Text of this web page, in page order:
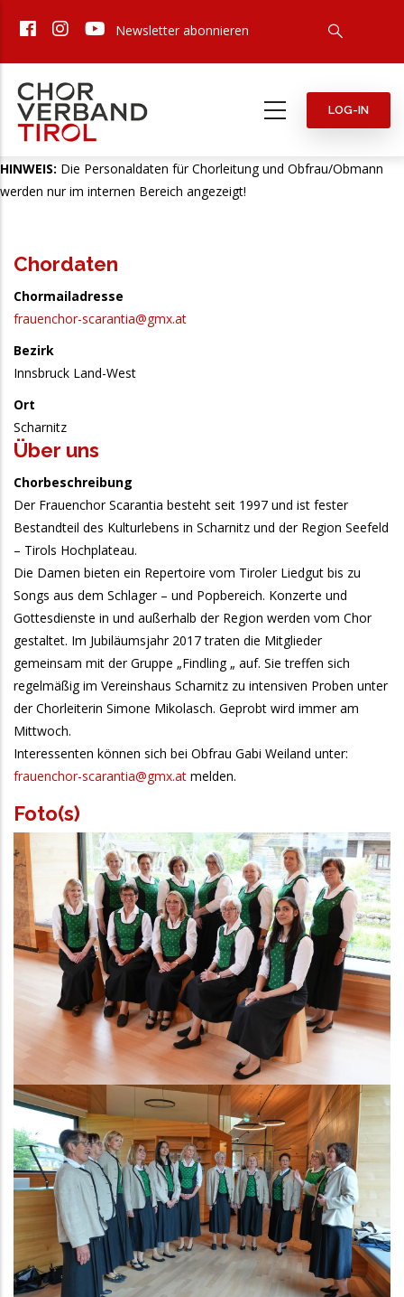
zum
Newsletter abonnieren
LOG-IN
HINWEIS: Die Personaldaten für Chorleitung und Obfrau/Obmann
werden nur im internen Bereich angezeigt!
Chordaten
Chormailadresse
frauenchor-scarantia@gmx.at
Bezirk
Innsbruck Land-West
Ort
Scharnitz
Über uns
Chorbeschreibung
Der Frauenchor Scarantia besteht seit 1997 und ist fester
Bestandteil des Kulturlebens in Scharnitz und der Region Seefeld
– Tirols Hochplateau.
Die Damen bieten ein Repertoire vom Tiroler Liedgut bis zu
Songs aus dem Schlager – und Popbereich. Konzerte und
Gottesdienste in und außerhalb der Region werden vom Chor
gestaltet. Im Jubiläumsjahr 2017 traten die Mitglieder
gemeinsam mit der Gruppe „Findling „ auf. Sie treffen sich
regelmäßig im Vereinshaus Scharnitz zu intensiven Proben unter
der Chorleiterin Simone Mikolasch. Geprobt wird immer am
Mittwoch.
Interessenten können sich bei Obfrau Gabi Weiland unter:
frauenchor-scarantia@gmx.at melden.
Foto(s)
Chorbild